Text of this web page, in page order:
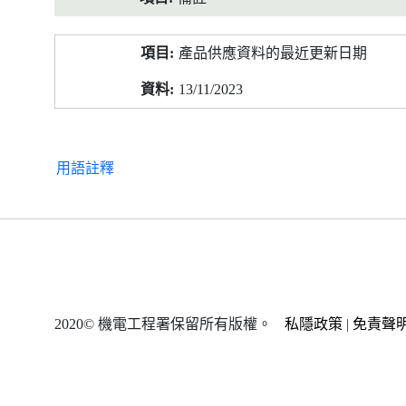
產品供應資料的最近更新日期
13/11/2023
用語註釋
2020© 機電工程署保留所有版權。 私隱政策 | 免責聲